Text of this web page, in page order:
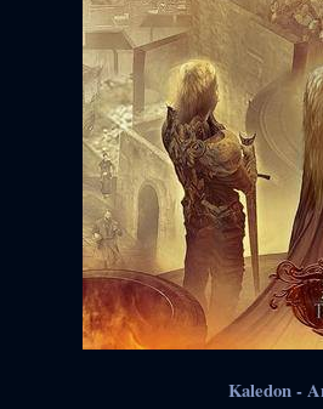
Kaledon -